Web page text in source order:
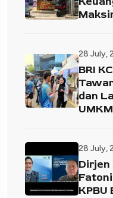
28 July,
BRI
dan
28 July,
Dirjen
KPBU